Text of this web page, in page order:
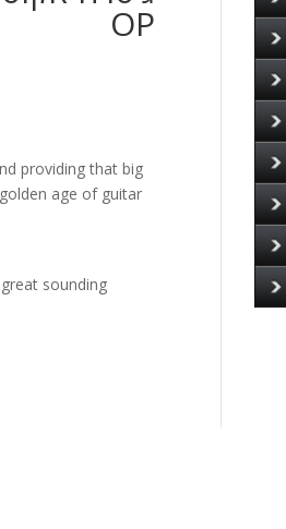
OP
providing that big
age of guitar
sounding